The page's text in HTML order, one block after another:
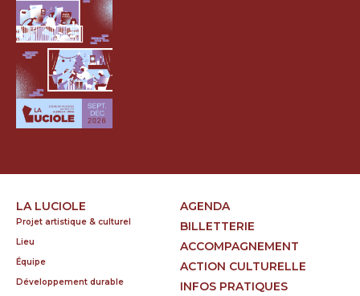
LA LUCIOLE
Projet artistique & culturel
Lieu
Équipe
Développement durable
AGENDA
BILLETTERIE
ACCOMPAGNEMENT
ACTION CULTURELLE
INFOS PRATIQUES